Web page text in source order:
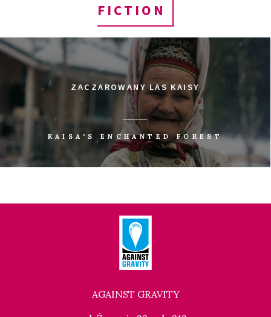
FICTION
ZACZAROWANY LAS KAISY
KAISA'S ENCHANTED FOREST
AGAINST GRAVITY